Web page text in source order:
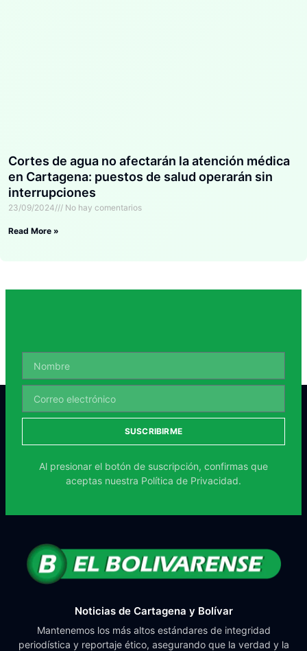
Cortes de agua no afectarán la atención médica
en Cartagena: puestos de salud operarán sin
interrupciones
23/09/2024 No hay comentarios
Read More »
SUSCRIBIRME
Al presionar el botón de suscripción, confirmas que
aceptas nuestra Política de Privacidad.
Noticias de Cartagena y Bolívar
Mantenemos los más altos estándares de integridad
periodística y reportaje ético, asegurando que la verdad y la